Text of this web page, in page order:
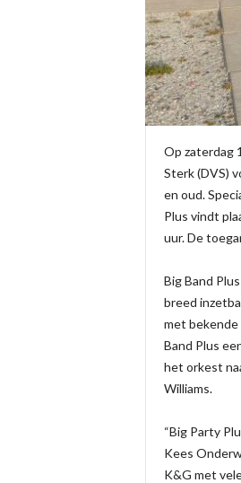
Op zaterdag
Sterk (DVS)
en oud.
Plus vindt
uur. De
Big Band
breed
met bekende
Band Plus
het orkest
Williams.
“Big Party
Kees
K&G met